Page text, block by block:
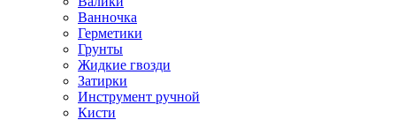
Ванночка
Герметики
Грунты
Жидкие гвозди
Затирки
Инструмент ручной
Кисти